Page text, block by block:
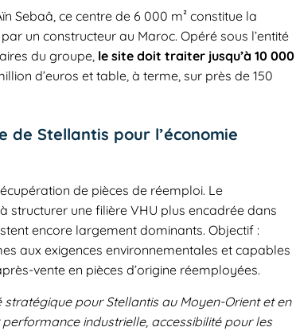
Sebaâ, ce centre de 6 000 m² constitue la
un constructeur au Maroc. Opéré sous l’entité
du groupe, le site doit traiter jusqu’à 10 000
d’euros et table, à terme, sur près de 150
de Stellantis pour l’économie
de pièces de réemploi. Le
structurer une filière VHU plus encadrée dans
encore largement dominants. Objectif :
aux exigences environnementales et capables
vente en pièces d’origine réemployées.
stratégique pour Stellantis au Moyen-Orient et en
industrielle, accessibilité pour les